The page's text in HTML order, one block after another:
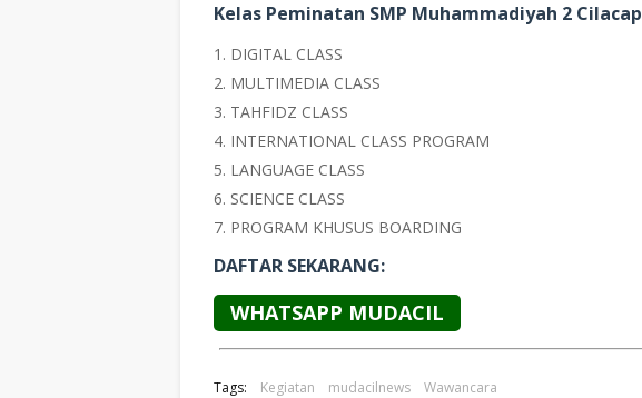
Kelas Peminatan SMP Muhammadiyah 2 Cilacap
DIGITAL CLASS
MULTIMEDIA CLASS
TAHFIDZ CLASS
INTERNATIONAL CLASS PROGRAM
LANGUAGE CLASS
SCIENCE CLASS
PROGRAM KHUSUS BOARDING
DAFTAR SEKARANG:
WHATSAPP MUDACIL
Tags: Kegiatan mudacilnews Wawancara